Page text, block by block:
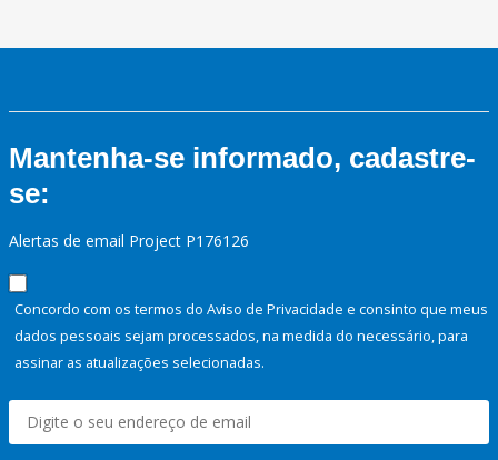
Mantenha-se informado, cadastre-
se:
Alertas de email Project P176126
Concordo com os termos do Aviso de Privacidade e consinto que meus
dados pessoais sejam processados, na medida do necessário, para
assinar as atualizações selecionadas.